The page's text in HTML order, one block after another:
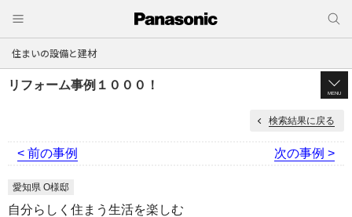
住まいの設備と建材
リフォーム事例１０００！
MENU
検索結果に戻る
< 前の事例 次の事例 >
愛知県 O様邸
自分らしく住まう生活を楽しむ